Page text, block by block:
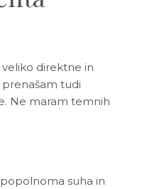
direktne in
tudi
Ne maram temnih
suha in